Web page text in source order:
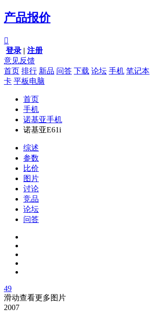
产品报价

登录 | 注册
意见反馈
首页 排行 新品 问答 下载 论坛 手机 笔记本
卡 平板电脑
首页
手机
诺基亚手机
诺基亚E61i
综述
参数
比价
图片
讨论
竞品
论坛
问答
49
滑动查看更多图片
2007